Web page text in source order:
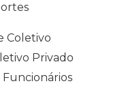
Coletivo
Privado